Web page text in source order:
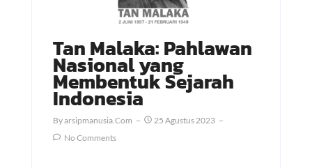
Tan Malaka: Pahlawan
Nasional yang
Membentuk Sejarah
Indonesia
ByArsipmanusia.com
25 Agustus 2023
No Comments